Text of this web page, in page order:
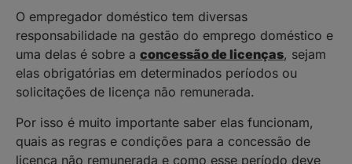
O empregador doméstico tem diversas
responsabilidade na gestão do emprego doméstico e
uma delas é sobre a concessão de licenças, sejam
elas obrigatórias em determinados períodos ou
solicitações de licença não remunerada.
Por isso é muito importante saber elas funcionam,
quais as regras e condições para a concessão de
licença não remunerada e como esse período deve